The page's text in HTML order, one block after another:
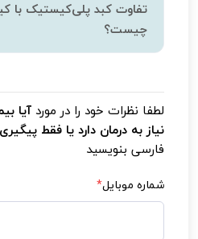
پیشرفته رخ می‌دهد.
تفاوت کبد پلی‌کیستیک با
چیست؟
درحالی‌که کیست ساده
لطفا نظرات خود را در مورد آیا
نیاز به درمان دارد یا فقط
فارسی بنویسید
شماره موبایل*